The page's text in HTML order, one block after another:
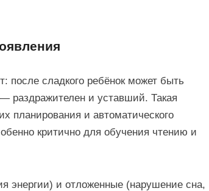
после сладкого ребёнок может быть
— раздражителен и уставший. Такая
планирования и автоматического
критично для обучения чтению и
энергии) и отложенные (нарушение сна,